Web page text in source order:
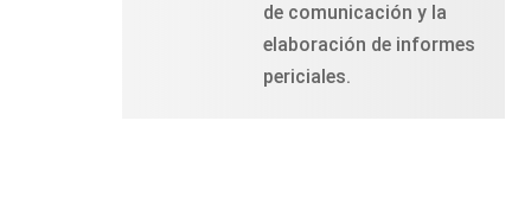
de comunicación y la
elaboración de informes
periciales.